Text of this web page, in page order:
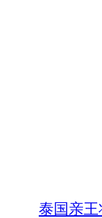
泰国亲